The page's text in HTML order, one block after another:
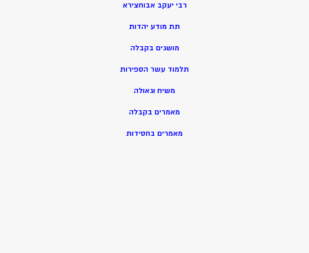
רבי יעקב אבוחצירא
תת מודע יהדות
מושגים בקבלה
תלמוד עשר הספירות
משיח וגאולה
מאמרים בקבלה
מאמרים בחסידות